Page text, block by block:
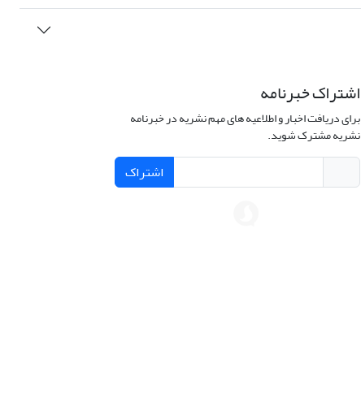
اشتراک خبرنامه
برای دریافت اخبار و اطلاعیه های مهم نشریه در خبرنامه
نشریه مشترک شوید.
اشتراک